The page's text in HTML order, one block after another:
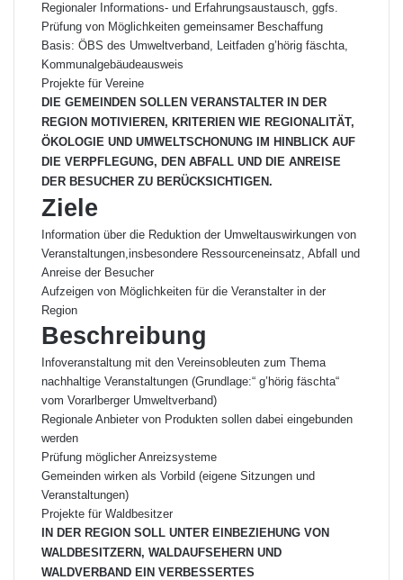
Regionaler Informations- und Erfahrungsaustausch, ggfs.
Prüfung von Möglichkeiten gemeinsamer Beschaffung
Basis: ÖBS des Umweltverband, Leitfaden g’hörig fäschta,
Kommunalgebäudeausweis
Projekte für Vereine
DIE GEMEINDEN SOLLEN VERANSTALTER IN DER
REGION MOTIVIEREN, KRITERIEN WIE REGIONALITÄT,
ÖKOLOGIE UND UMWELTSCHONUNG IM HINBLICK AUF
DIE VERPFLEGUNG, DEN ABFALL UND DIE ANREISE
DER BESUCHER ZU BERÜCKSICHTIGEN.
Ziele
Information über die Reduktion der Umweltauswirkungen von
Veranstaltungen,insbesondere Ressourceneinsatz, Abfall und
Anreise der Besucher
Aufzeigen von Möglichkeiten für die Veranstalter in der
Region
Beschreibung
Infoveranstaltung mit den Vereinsobleuten zum Thema
nachhaltige Veranstaltungen (Grundlage:“ g’hörig fäschta“
vom Vorarlberger Umweltverband)
Regionale Anbieter von Produkten sollen dabei eingebunden
werden
Prüfung möglicher Anreizsysteme
Gemeinden wirken als Vorbild (eigene Sitzungen und
Veranstaltungen)
Projekte für Waldbesitzer
IN DER REGION SOLL UNTER EINBEZIEHUNG VON
WALDBESITZERN, WALDAUFSEHERN UND
WALDVERBAND EIN VERBESSERTES